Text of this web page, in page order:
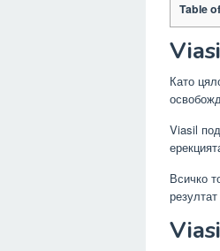
Table
Като
Viasil
Всичко